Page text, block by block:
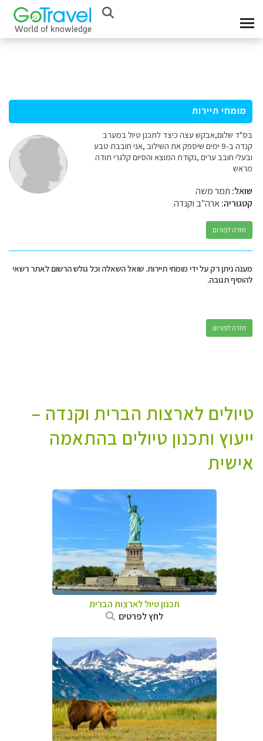
מומחי תיירות
בס"ד שלום,אבקש עצה כיצד לתכנן טיול במערב
קנדה ב-9 ימים שיספק את השילוב ,אני חובבת טבע
ובעלי חובב ערים ,נקודת המוצא והסיום קלגרי תודה
מראש
שואל: תמר משה
קטגוריה:ארה"ב וקנדה
חזרה לפורום
מענה ניתן רק על ידי מומחי תיירות. שואל השאלה וכל גולש הרשום לאתר רשאי
להוסיף תגובה.
חזרה לפורום
טיולים לארצות הברית וקנדה –
ייעוץ ותכנון טיולים בהתאמה
אישית
תכנון טיול לארצות הברית
לחץ לפרטים